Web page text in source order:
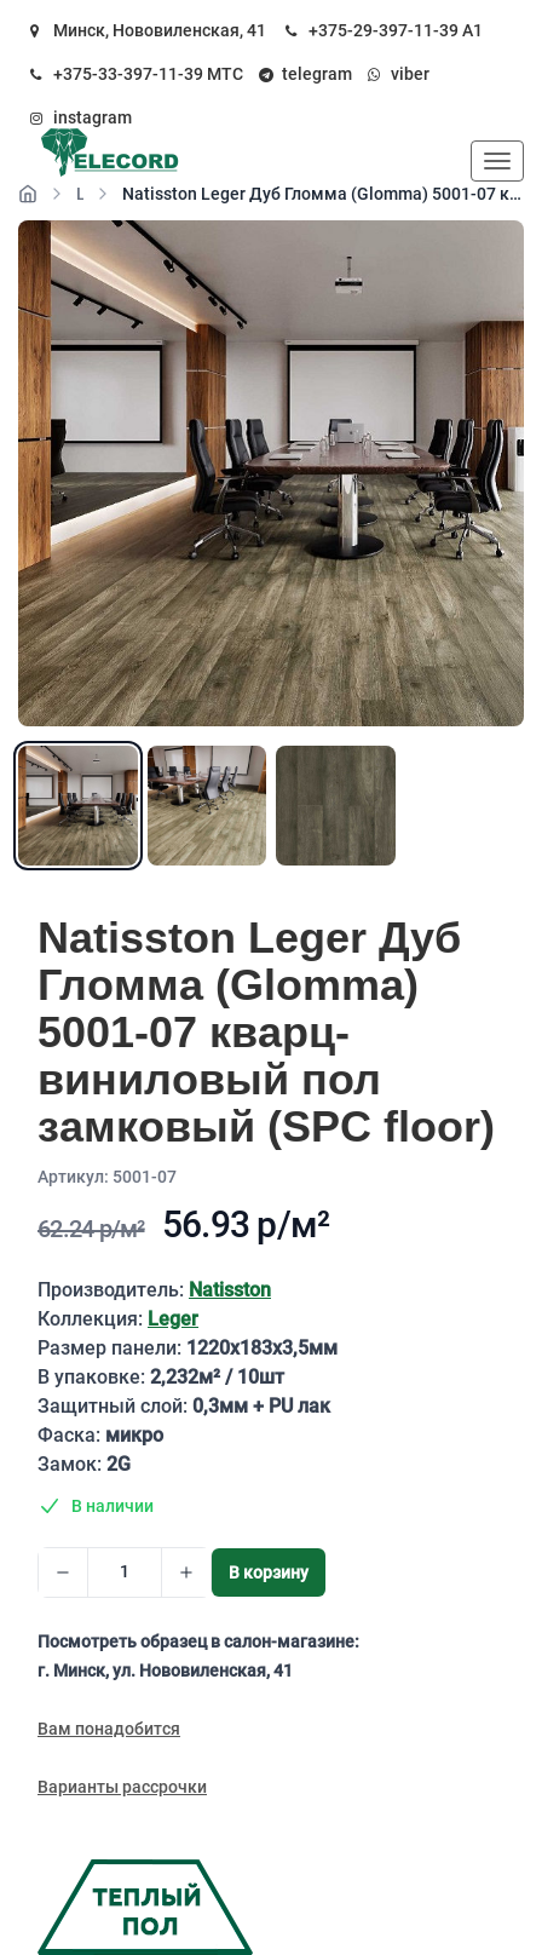
Минск, Нововиленская, 41 +375-29-397-11-39А1
+375-33-397-11-39 МТС telegram viber
instagram
Natisston Leger Дуб Гломма (Glomma) 5001-07 кварц-виниловый пол замковый (SPC floor)
Natisston Leger Дуб
Гломма (Glomma)
5001-07 кварц-
виниловый пол
замковый (SPC floor)
Aртикул: 5001-07
62.24 р/м² 56.93 р/м²
Описание
Производитель: Natisston
Коллекция: Leger
Размер панели: 1220х183х3,5мм
В упаковке: 2,232м² / 10шт
Защитный слой: 0,3мм + PU лак
Фаска: микро
Замок: 2G
В наличии
В корзину
Посмотреть образец в салон-магазине:
г. Минск, ул. Нововиленская, 41
Вам понадобится
Варианты рассрочки